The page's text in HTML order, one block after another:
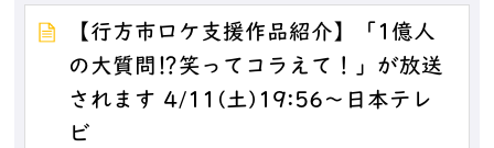
【行方市ロケ支援作品紹介】「1億人
の大質問⁉笑ってコラえて！」が放送
されます 4/11(土)19:56～日本テレ
ビ